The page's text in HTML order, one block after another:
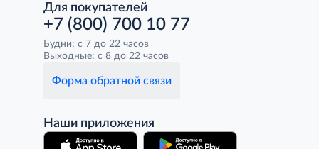
Для покупателей
+7 (800) 700 10 77
Будни: с 7 до 22 часов
Выходные: с 8 до 22 часов
Форма обратной связи
Наши приложения